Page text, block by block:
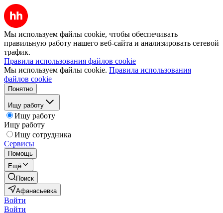
Мы используем файлы cookie, чтобы обеспечивать
правильную работу нашего веб-сайта и анализировать сетевой
трафик.
Правила использования файлов cookie
Мы используем файлы cookie. Правила использования
файлов cookie
Понятно
Ищу работу
Ищу работу
Ищу работу
Ищу сотрудника
Сервисы
Помощь
Ещё
Поиск
Афанасьевка
Войти
Войти